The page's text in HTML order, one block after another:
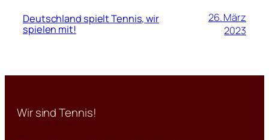
Deutschland spielt Tennis, wir
spielen mit!
26. März
2023
Wir sind Tennis!